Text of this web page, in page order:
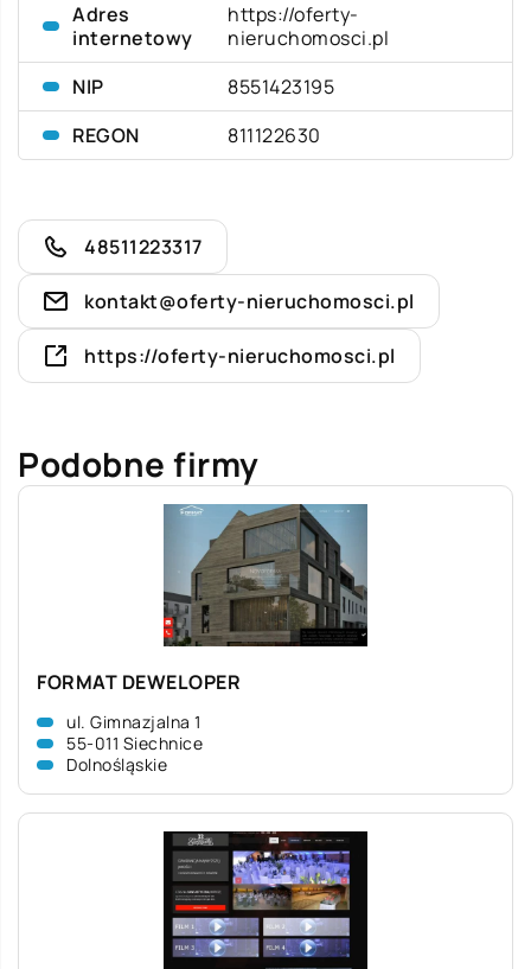
Adres
internetowy
https://oferty-
nieruchomosci.pl
NIP
8551423195
REGON
811122630
48511223317
kontakt@oferty-nieruchomosci.pl
https://oferty-nieruchomosci.pl
Podobne firmy
FORMAT DEWELOPER
ul. Gimnazjalna 1
55-011 Siechnice
Dolnośląskie